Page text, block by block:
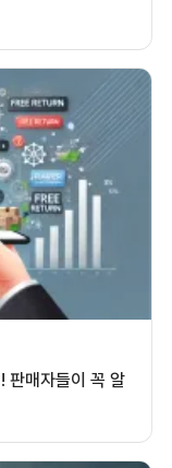
판매자들이 꼭 알